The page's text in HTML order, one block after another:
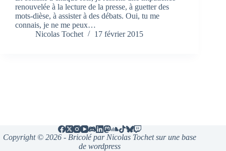
renouvelée à la lecture de la presse, à guetter des
mots-dièse, à assister à des débats. Oui, tu me
connais, je ne me peux…
Nicolas Tochet
17 février 2015
Copyright © 2026 - Bricolé par Nicolas Tochet sur une base
de wordpress